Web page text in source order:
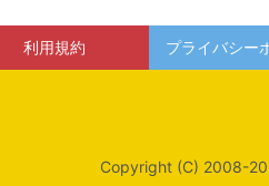
利用規約 プライバシー
Copyright (C) 2008-